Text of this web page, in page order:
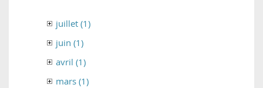
juillet (1)
juin (1)
avril (1)
mars (1)